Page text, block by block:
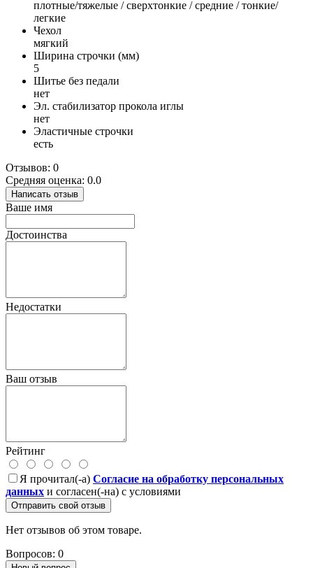
плотные/тяжелые / сверхтонкие / средние / тонкие/
легкие
Чехол
мягкий
Ширина строчки (мм)
5
Шитье без педали
нет
Эл. стабилизатор прокола иглы
нет
Эластичные строчки
есть
Отзывов: 0
Средняя оценка: 0.0
Написать отзыв
Ваше имя
Достоинства
Недостатки
Ваш отзыв
Рейтинг
Я прочитал(-а) Согласие на обработку персональных
данных и согласен(-на) с условиями
Отправить свой отзыв
Нет отзывов об этом товаре.
Вопросов: 0